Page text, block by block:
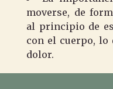
moverse, de
al principio de
con el cuerpo, lo
dolor.